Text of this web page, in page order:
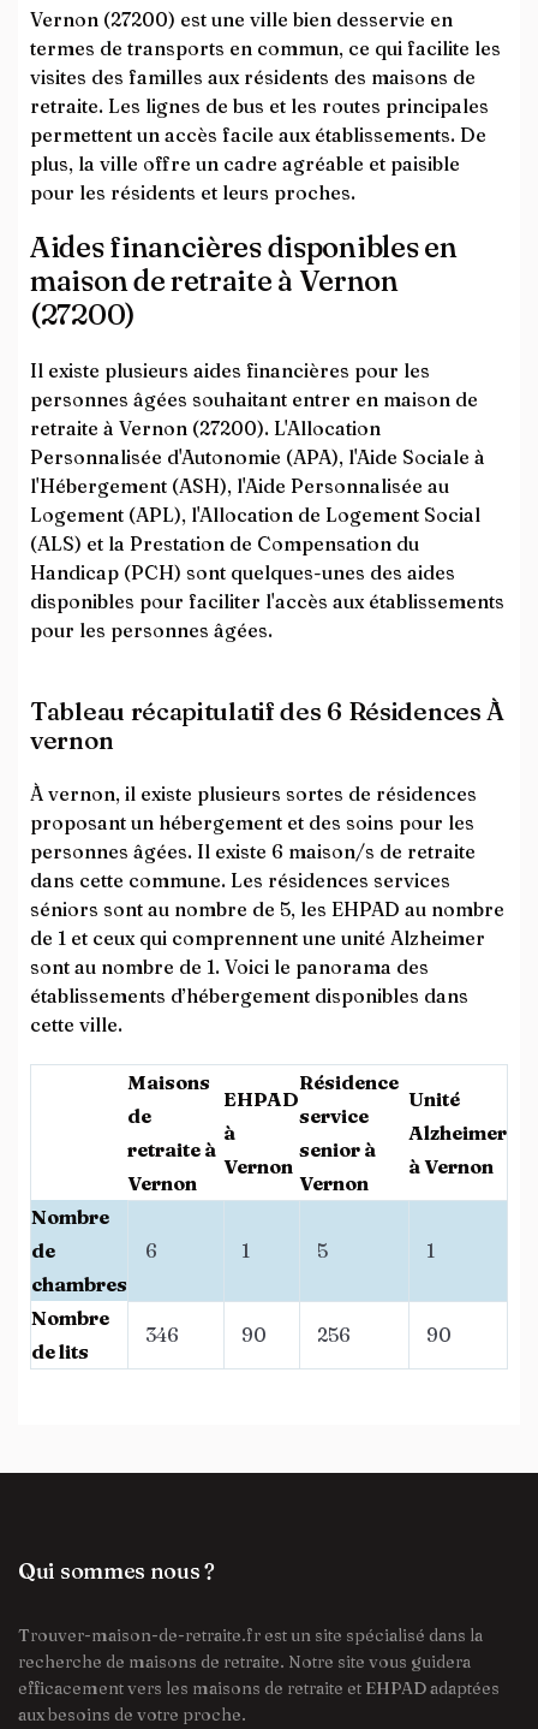
Vernon (27200) est une ville bien desservie en
termes de transports en commun, ce qui facilite les
visites des familles aux résidents des maisons de
retraite. Les lignes de bus et les routes principales
permettent un accès facile aux établissements. De
plus, la ville offre un cadre agréable et paisible
pour les résidents et leurs proches.
Aides financières disponibles en
maison de retraite à Vernon
(27200)
Il existe plusieurs aides financières pour les
personnes âgées souhaitant entrer en maison de
retraite à Vernon (27200). L'Allocation
Personnalisée d'Autonomie (APA), l'Aide Sociale à
l'Hébergement (ASH), l'Aide Personnalisée au
Logement (APL), l'Allocation de Logement Social
(ALS) et la Prestation de Compensation du
Handicap (PCH) sont quelques-unes des aides
disponibles pour faciliter l'accès aux établissements
pour les personnes âgées.
Tableau récapitulatif des 6 Résidences À
vernon
À vernon, il existe plusieurs sortes de résidences
proposant un hébergement et des soins pour les
personnes âgées. Il existe 6 maison/s de retraite
dans cette commune. Les résidences services
séniors sont au nombre de 5, les EHPAD au nombre
de 1 et ceux qui comprennent une unité Alzheimer
sont au nombre de 1. Voici le panorama des
établissements d’hébergement disponibles dans
cette ville.
Maisons
de
retraite à
Vernon
EHPAD
à
Vernon
Résidence
service
senior à
Vernon
Unité
Alzheimer
à Vernon
Nombre
de
chambres
6 1 5 1
Nombre
de lits
346 90 256 90
Qui sommes nous ?
Trouver-maison-de-retraite.fr est un site spécialisé dans la
recherche de maisons de retraite. Notre site vous guidera
efficacement vers les maisons de retraite et EHPAD adaptées
aux besoins de votre proche.